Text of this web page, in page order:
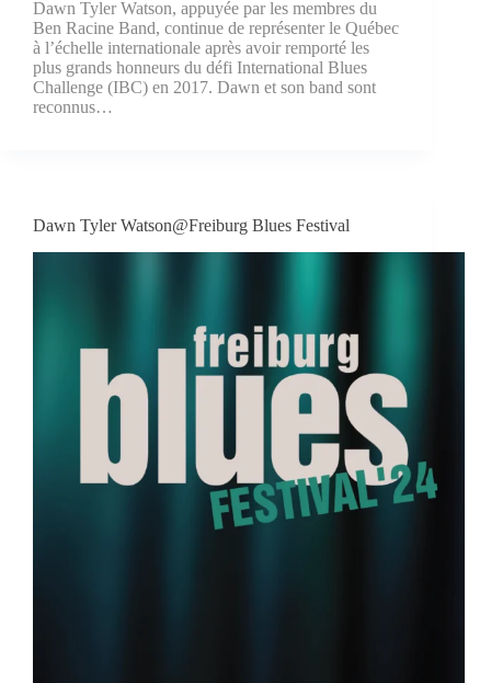
Dawn Tyler Watson, appuyée par les membres du
Ben Racine Band, continue de représenter le Québec
à l’échelle internationale après avoir remporté les
plus grands honneurs du défi International Blues
Challenge (IBC) en 2017. Dawn et son band sont
reconnus…
Dawn Tyler Watson@Freiburg Blues Festival